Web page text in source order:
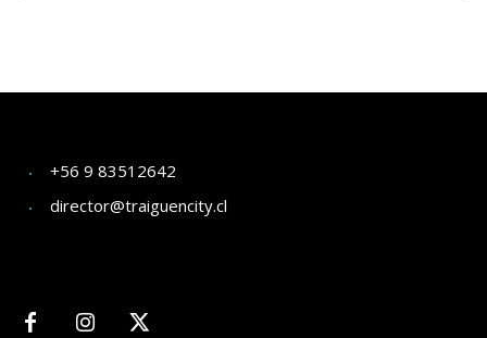
+56 9 83512642
director@traiguencity.cl